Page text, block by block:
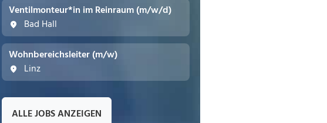
Ventilmonteur*in im Reinraum (m/w/d)
Bad Hall
Wohnbereichsleiter (m/w)
Linz
ALLE JOBS ANZEIGEN